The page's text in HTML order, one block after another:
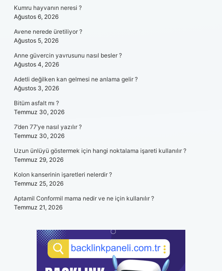
Kumru hayvanın neresi ?
Ağustos 6, 2026
Avene nerede üretiliyor ?
Ağustos 5, 2026
Anne güvercin yavrusunu nasıl besler ?
Ağustos 4, 2026
Adetli değilken kan gelmesi ne anlama gelir ?
Ağustos 3, 2026
Bitüm asfalt mı ?
Temmuz 30, 2026
7’den 77’ye nasıl yazılır ?
Temmuz 30, 2026
Uzun ünlüyü göstermek için hangi noktalama işareti kullanılır ?
Temmuz 29, 2026
Kolon kanserinin işaretleri nelerdir ?
Temmuz 25, 2026
Aptamil Conformil mama nedir ve ne için kullanılır ?
Temmuz 21, 2026